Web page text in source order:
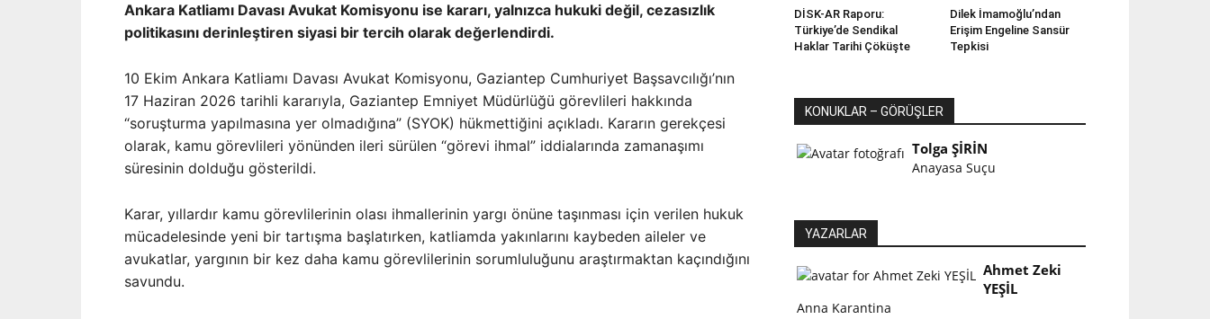
Ankara Katliamı Davası Avukat Komisyonu ise kararı, yalnızca hukuki değil, cezasızlık
politikasını derinleştiren siyasi bir tercih olarak değerlendirdi.
10 Ekim Ankara Katliamı Davası Avukat Komisyonu, Gaziantep Cumhuriyet Başsavcılığı’nın
17 Haziran 2026 tarihli kararıyla, Gaziantep Emniyet Müdürlüğü görevlileri hakkında
“soruşturma yapılmasına yer olmadığına” (SYOK) hükmettiğini açıkladı. Kararın gerekçesi
olarak, kamu görevlileri yönünden ileri sürülen “görevi ihmal” iddialarında zamanaşımı
süresinin dolduğu gösterildi.
Karar, yıllardır kamu görevlilerinin olası ihmallerinin yargı önüne taşınması için verilen hukuk
mücadelesinde yeni bir tartışma başlatırken, katliamda yakınlarını kaybeden aileler ve
avukatlar, yargının bir kez daha kamu görevlilerinin sorumluluğunu araştırmaktan kaçındığını
savundu.
DİSK-AR Raporu:
Türkiye’de Sendikal
Haklar Tarihi Çöküşte
Dilek İmamoğlu’ndan
Erişim Engeline Sansür
Tepkisi
KONUKLAR – GÖRÜŞLER
Tolga ŞİRİN
Anayasa Suçu
YAZARLAR
Ahmet Zeki
YEŞİL
Anna Karantina